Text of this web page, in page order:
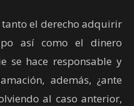
tanto el derecho adquirir
así como el dinero
se hace responsable y
además, ¿ante
al caso anterior,